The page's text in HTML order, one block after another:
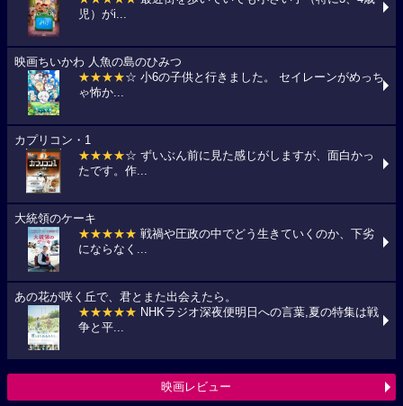
児）がi...
映画ちいかわ 人魚の島のひみつ
★★★★☆ 小6の子供と行きました。 セイレーンがめっち
ゃ怖か...
カプリコン・1
★★★★☆ ずいぶん前に見た感じがしますが、面白かっ
たです。作...
大統領のケーキ
★★★★★ 戦禍や圧政の中でどう生きていくのか、下劣
にならなく...
あの花が咲く丘で、君とまた出会えたら。
★★★★★ NHKラジオ深夜便明日への言葉,夏の特集は戦
争と平...
映画レビュー